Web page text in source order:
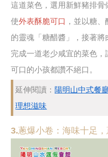
這道菜色，選用新鮮豬排骨
使外表酥脆可口 ，並以糖
的靈魂「糖醋醬」，接著
完成一道老少咸宜的菜色
可口的小孩都讚不絕口。
延伸閱讀： 陽明山中式餐
理想滋味
3.蔥爆小卷：海味十足